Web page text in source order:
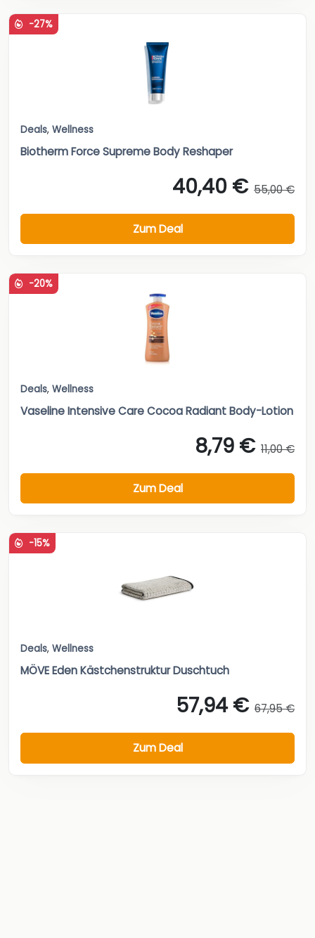
-27%
Deals, Wellness
Biotherm Force Supreme Body Reshaper
40,40 € 55,00 €
Zum Deal
-20%
Deals, Wellness
Vaseline Intensive Care Cocoa Radiant Body-Lotion
8,79 € 11,00 €
Zum Deal
-15%
Deals, Wellness
MÖVE Eden Kästchenstruktur Duschtuch
57,94 € 67,95 €
Zum Deal